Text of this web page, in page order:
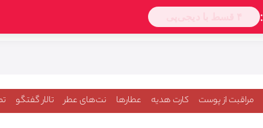
مراقبت از پوست کارت هدیه عطارها نت‌های عطر تالار گفتگو